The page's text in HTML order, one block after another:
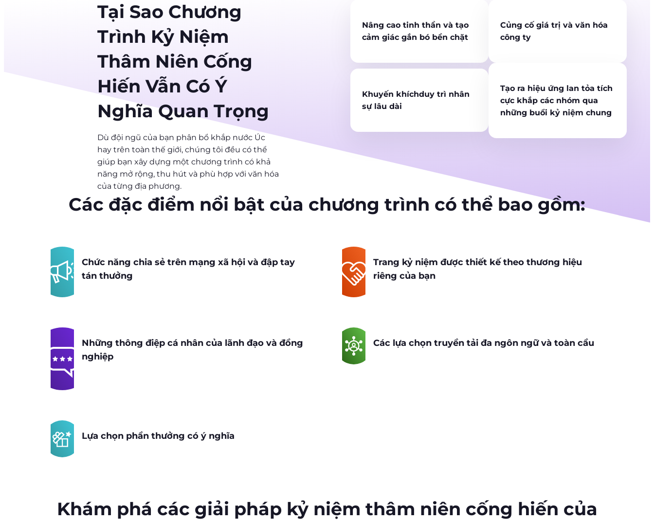
Tại Sao Chương
Trình Kỷ Niệm
Thâm Niên Cống
Hiến Vẫn Có Ý
Nghĩa Quan Trọng
Dù đội ngũ của bạn phân bổ khắp nước Úc
hay trên toàn thế giới, chúng tôi đều có thể
giúp bạn xây dựng một chương trình có khả
năng mở rộng, thu hút và phù hợp với văn hóa
của từng địa phương.
Nâng cao tinh thần và tạo
cảm giác gắn bó bền chặt
Củng cố giá trị và văn hóa
công ty
Khuyến khíchduy trì nhân
sự lâu dài
Tạo ra hiệu ứng lan tỏa tích
cực khắp các nhóm qua
những buổi kỷ niệm chung
Các đặc điểm nổi bật của chương trình có thể bao gồm:
Chức năng chia sẻ trên mạng xã hội và đập tay
tán thưởng
Trang kỷ niệm được thiết kế theo thương hiệu
riêng của bạn
Những thông điệp cá nhân của lãnh đạo và đồng
nghiệp
Các lựa chọn truyền tải đa ngôn ngữ và toàn cầu
Lựa chọn phần thưởng có ý nghĩa
Khám phá các giải pháp kỷ niệm thâm niên cống hiến của